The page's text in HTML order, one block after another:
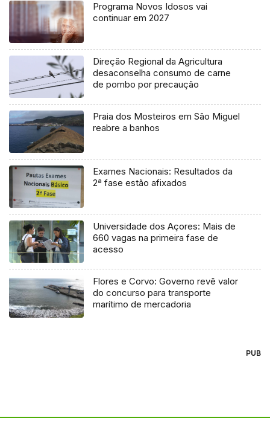
Programa Novos Idosos vai
continuar em 2027
Direção Regional da Agricultura
desaconselha consumo de carne
de pombo por precaução
Praia dos Mosteiros em São Miguel
reabre a banhos
Exames Nacionais: Resultados da
2ª fase estão afixados
Universidade dos Açores: Mais de
660 vagas na primeira fase de
acesso
Flores e Corvo: Governo revê valor
do concurso para transporte
marítimo de mercadoria
PUB